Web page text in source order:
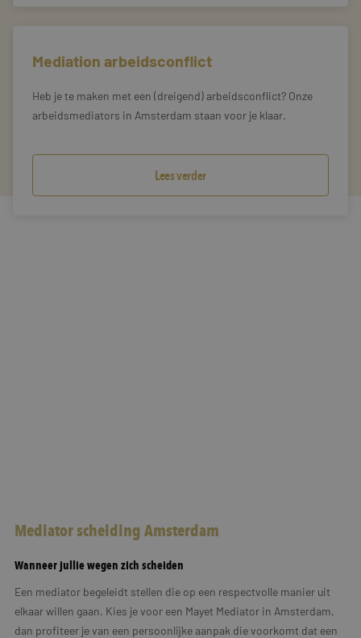
Mediation arbeidsconflict
Heb je te maken met een (dreigend) arbeidsconflict? Onze
arbeidsmediators in Amsterdam staan voor je klaar.
Lees verder
Mediator scheiding Amsterdam
Wanneer jullie wegen zich scheiden
Een mediator begeleidt stellen die op een respectvolle manier uit
elkaar willen gaan. Kies je voor een Mayet Mediator in Amsterdam,
dan profiteer je van een persoonlijke aanpak die voorkomt dat een